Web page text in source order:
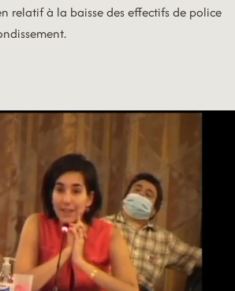
relatif à la baisse des effectifs de police